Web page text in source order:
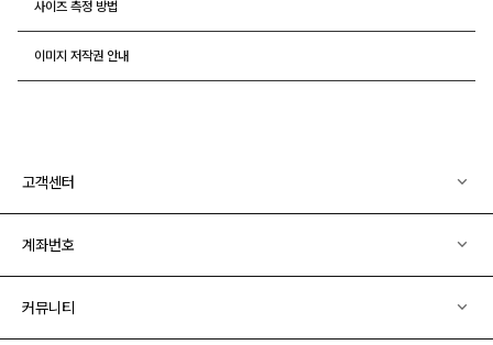
사이즈 측정 방법
이미지 저작권 안내
고객센터
계좌번호
커뮤니티